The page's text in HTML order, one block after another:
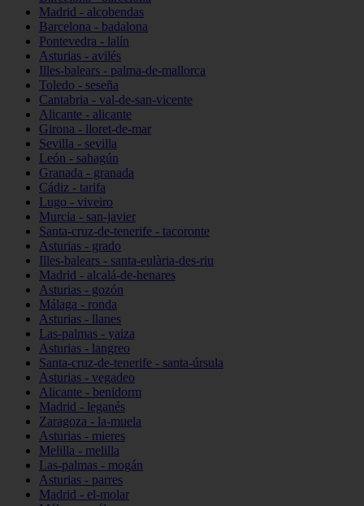
Madrid - alcobendas
Barcelona - badalona
Pontevedra - lalín
Asturias - avilés
Illes-balears - palma-de-mallorca
Toledo - seseña
Cantabria - val-de-san-vicente
Alicante - alicante
Girona - lloret-de-mar
Sevilla - sevilla
León - sahagún
Granada - granada
Cádiz - tarifa
Lugo - viveiro
Murcia - san-javier
Santa-cruz-de-tenerife - tacoronte
Asturias - grado
Illes-balears - santa-eulària-des-riu
Madrid - alcalá-de-henares
Asturias - gozón
Málaga - ronda
Asturias - llanes
Las-palmas - yaiza
Asturias - langreo
Santa-cruz-de-tenerife - santa-úrsula
Asturias - vegadeo
Alicante - benidorm
Madrid - leganés
Zaragoza - la-muela
Asturias - mieres
Melilla - melilla
Las-palmas - mogán
Asturias - parres
Madrid - el-molar